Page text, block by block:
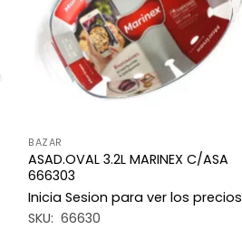
BAZAR
ASAD.OVAL 3.2L MARINEX C/ASA
666303
Inicia Sesion para ver los precios
SKU: 66630